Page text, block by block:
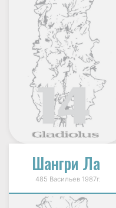
Шангри Ла
485 Васильев 1987г.